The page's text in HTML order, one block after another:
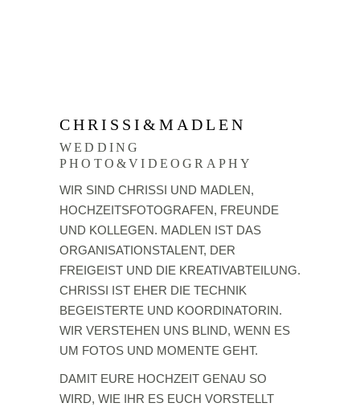
CHRISSI&MADLEN
WEDDING
PHOTO&VIDEOGRAPHY
WIR SIND CHRISSI UND MADLEN,
HOCHZEITSFOTOGRAFEN, FREUNDE
UND KOLLEGEN. MADLEN IST DAS
ORGANISATIONSTALENT, DER
FREIGEIST UND DIE KREATIVABTEILUNG.
CHRISSI IST EHER DIE TECHNIK
BEGEISTERTE UND KOORDINATORIN.
WIR VERSTEHEN UNS BLIND, WENN ES
UM FOTOS UND MOMENTE GEHT.
DAMIT EURE HOCHZEIT GENAU SO
WIRD, WIE IHR ES EUCH VORSTELLT